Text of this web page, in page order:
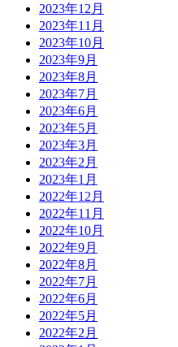
2023年12月
2023年11月
2023年10月
2023年9月
2023年8月
2023年7月
2023年6月
2023年5月
2023年3月
2023年2月
2023年1月
2022年12月
2022年11月
2022年10月
2022年9月
2022年8月
2022年7月
2022年6月
2022年5月
2022年2月